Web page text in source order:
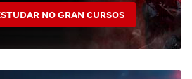
NO GRAN CURSOS